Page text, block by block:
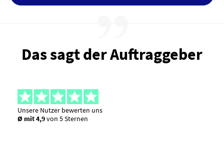
Das sagt der Auftraggeber
Unsere Nutzer bewerten uns
Ø mit 4,9von 5 Sternen